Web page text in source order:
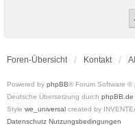
Foren-Übersicht Kontakt
Powered by phpBB® Forum Software ©
Deutsche Übersetzung durch phpBB.de
Style we_universal created by
Datenschutz Nutzungsbedingungen